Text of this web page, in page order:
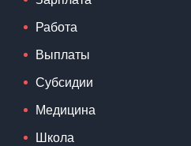
Работа
Выплаты
Субсидии
Медицина
Школа